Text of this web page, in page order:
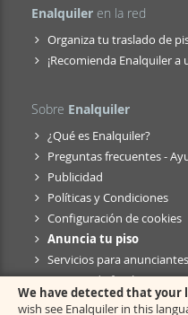
Enalquiler en la red
Organiza tu traslado de
¡Recomienda Enalquiler a
Sobre Enalquiler
¿Qué es Enalquiler?
Preguntas frecuentes -
Publicidad
Políticas y Condiciones
Configuración de cookies
Anuncia tu piso
Servicios para
Anuncio de fusión
We have detected that your
wish see Enalquiler in this